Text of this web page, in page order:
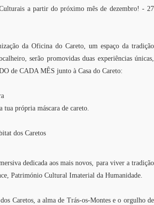
a partir do próximo mês de dezembro! - 27
da Oficina do Careto, um espaço da tradição
serão promovidas duas experiências únicas,
de CADA MÊS junto à Casa do Careto:
tua própria máscara de careto.
dos Caretos
dedicada aos mais novos, para viver a tradição
Património Cultural Imaterial da Humanidade.
Caretos, a alma de Trás-os-Montes e o orgulho de